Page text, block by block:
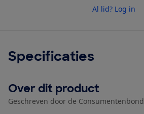
Al lid? Log in
Specificaties
Over dit product
Geschreven door de Consumentenbond